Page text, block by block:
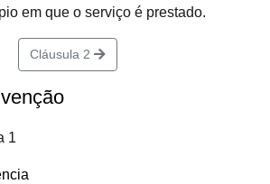
em que o serviço é prestado.
Cláusula 2
1